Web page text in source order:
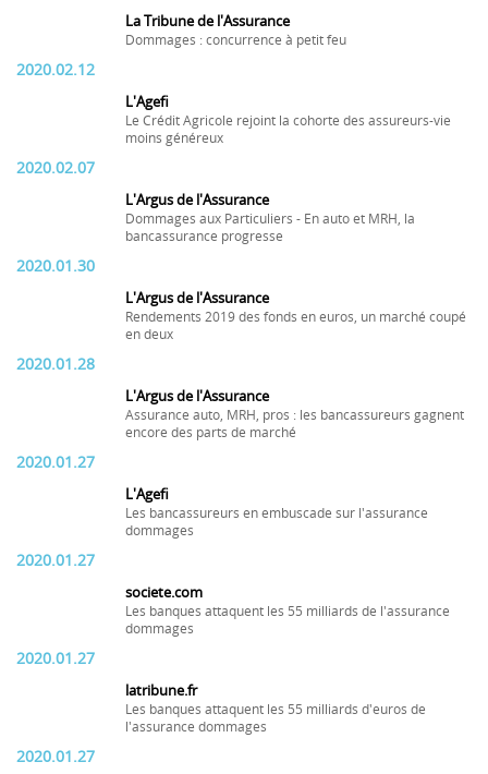
La Tribune de l'Assurance
Dommages : concurrence à petit feu
2020.02.12
L'Agefi
Le Crédit Agricole rejoint la cohorte des assureurs-vie
moins généreux
2020.02.07
L'Argus de l'Assurance
Dommages aux Particuliers - En auto et MRH, la
bancassurance progresse
2020.01.30
L'Argus de l'Assurance
Rendements 2019 des fonds en euros, un marché coupé
en deux
2020.01.28
L'Argus de l'Assurance
Assurance auto, MRH, pros : les bancassureurs gagnent
encore des parts de marché
2020.01.27
L'Agefi
Les bancassureurs en embuscade sur l'assurance
dommages
2020.01.27
societe.com
Les banques attaquent les 55 milliards de l'assurance
dommages
2020.01.27
latribune.fr
Les banques attaquent les 55 milliards d'euros de
l'assurance dommages
2020.01.27